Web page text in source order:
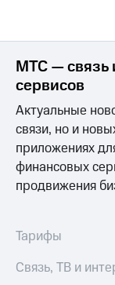
МТС — связь
сервисов
Актуальные
связи, но и
приложениях
финансовых
продвижения
Тарифы
Связь, ТВ и